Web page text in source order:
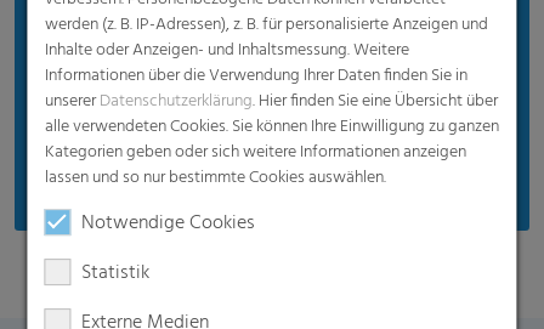
Strauchbeeren
Gute mechanische Eigenschaften
Diffuse Lichtdurchlässigkeit für effizientes
Pflanzenwachstum
Natürliche Bestäubung möglich
werden (z. B. IP-Adressen), z. B. für personalisierte Anzeigen und
Inhalte oder Anzeigen- und Inhaltsmessung. Weitere
Informationen über die Verwendung Ihrer Daten finden Sie in
unsererDatenschutzerklärung. Hier finden Sie eine Übersicht über
alle verwendeten Cookies. Sie können Ihre Einwilligung zu ganzen
Kategorien geben oder sich weitere Informationen anzeigen
lassen und so nur bestimmte Cookies auswählen.
Notwendige Cookies
Statistik